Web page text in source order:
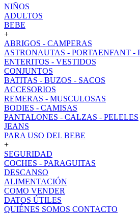
NIÑOS
ADULTOS
BEBE
+
ABRIGOS - CAMPERAS
ASTRONAUTAS - PORTAENFANT -
ENTERITOS - VESTIDOS
CONJUNTOS
BATITAS - BUZOS - SACOS
ACCESORIOS
REMERAS - MUSCULOSAS
BODIES - CAMISAS
PANTALONES - CALZAS - PELELES
JEANS
PARA USO DEL BEBE
+
SEGURIDAD
COCHES - PARAGUITAS
DESCANSO
ALIMENTACIÓN
COMO VENDER
DATOS ÚTILES
QUIÉNES SOMOS CONTACTO